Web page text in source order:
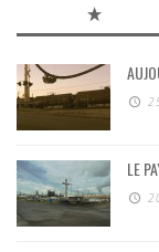
LE